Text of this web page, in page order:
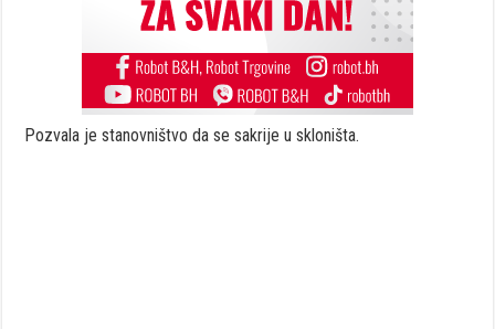
Pozvala je stanovništvo da se sakrije u skloništa.